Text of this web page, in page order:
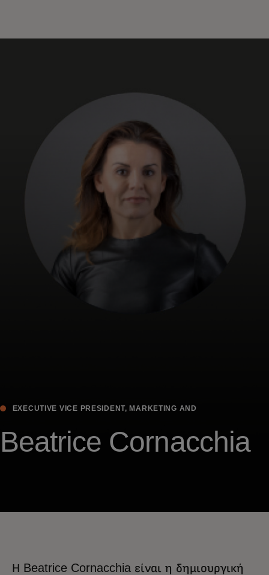
Για τον κόσμο
Για καινοτόμους
Νέα και τάσεις
EXECUTIVE VICE PRESIDENT, MARKETING AND
Beatrice Cornacchia
Η Beatrice Cornacchia είναι η δημιουργική